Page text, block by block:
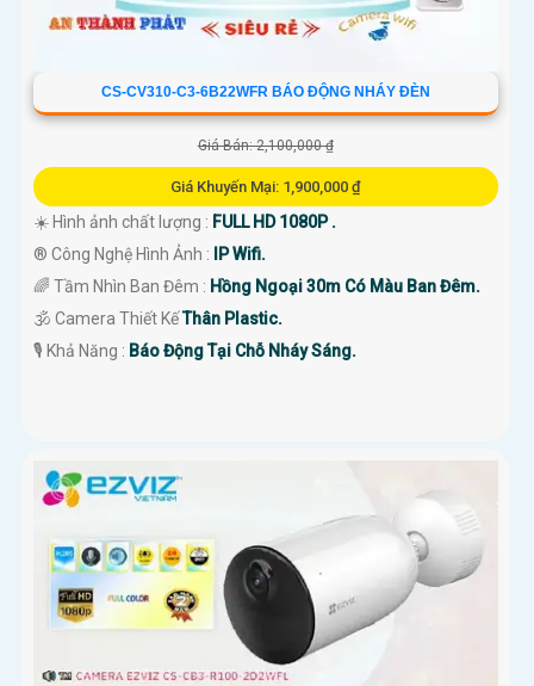
CS-CV310-C3-6B22WFR BÁO ĐỘNG NHÁY ĐÈN
Giá Bán: 2,100,000 ₫
Giá Khuyến Mại: 1,900,000 ₫
☀️ Hình ảnh chất lượng : FULL HD 1080P .
®️ Công Nghệ Hình Ảnh :
IP Wifi.
🌈 Tầm Nhìn Ban Đêm : Hồng Ngoại 30m Có Màu Ban Đêm.
🕉️ Camera Thiết KếThân Plastic.
️🎙 Khả Năng : Báo Động Tại Chỗ Nháy Sáng.